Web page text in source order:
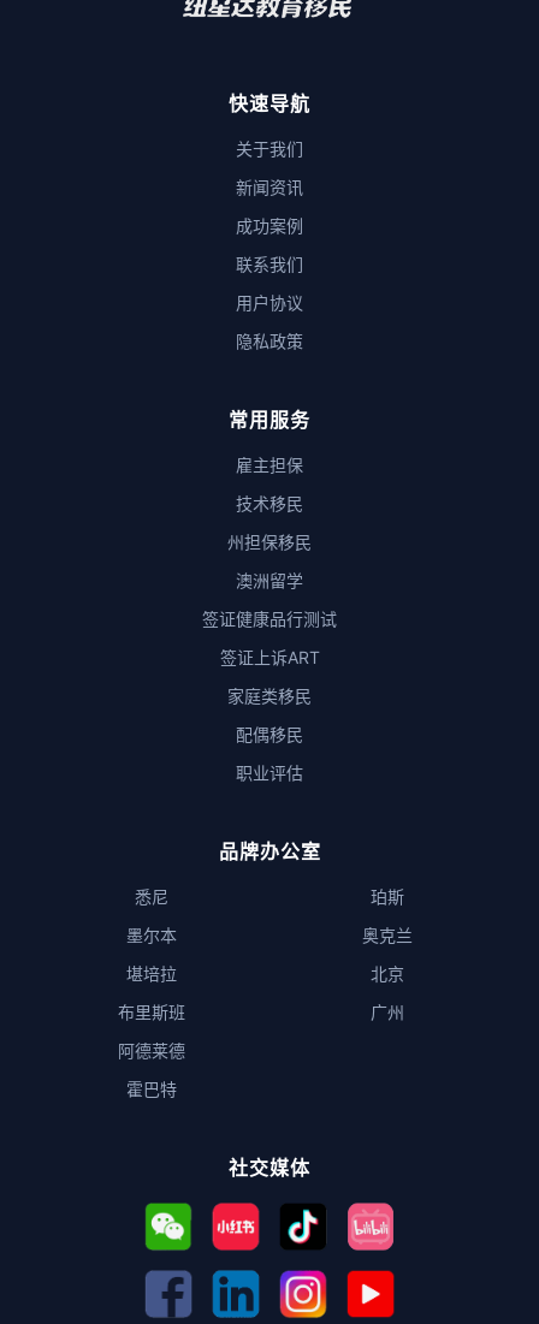
快速导航
关于我们
新闻资讯
成功案例
联系我们
用户协议
隐私政策
常用服务
雇主担保
技术移民
州担保移民
澳洲留学
签证健康品行测试
签证上诉ART
家庭类移民
配偶移民
职业评估
品牌办公室
悉尼
墨尔本
堪培拉
布里斯班
阿德莱德
霍巴特
珀斯
奥克兰
北京
广州
社交媒体